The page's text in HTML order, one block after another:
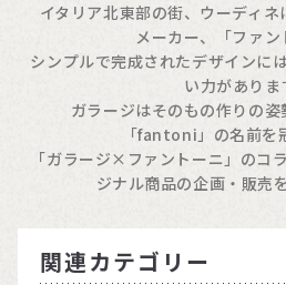
イタリア北東部の街、ウーディ
メーカー、「ファン
シンプルで完成されたデザインに
い力がありま
ガラージはそのもの作りの
「fantoni」の名前を
「ガラージ×ファントーニ」のコ
ジナル商品の企画・販売
関連カテゴリー